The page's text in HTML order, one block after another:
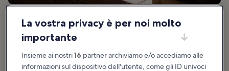
Ideale per:Coppie, Famiglie, Acquisti, Storia, Foto, Cibo
Nel Parco Agricolo Sud Milano sorge l’Abbazia di Chiaravalle,
fondata nel XII secolo dai monaci cistercensi. Circondato da un
La vostra privacy è per noi molto
importante
Insieme ai nostri16 partner archiviamo e/o accediamo alle
informazioni sul dispositivo dell'utente, come gli ID univoci